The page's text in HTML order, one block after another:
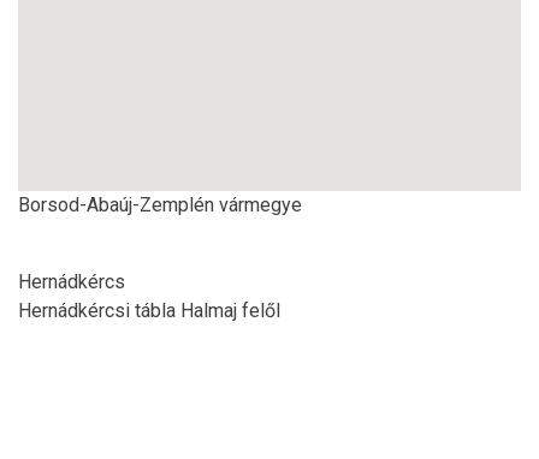
Borsod-Abaúj-Zemplén vármegye
Hernádkércs
Hernádkércsi tábla Halmaj felől